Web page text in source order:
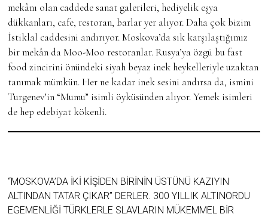
mekânı olan caddede sanat galerileri, hediyelik eşya
dükkanları, cafe, restoran, barlar yer alıyor. Daha çok bizim
İstiklal caddesini andırıyor. Moskova’da sık karşılaştığımız
bir mekân da Moo-Moo restoranlar. Rusya’ya özgü bu fast
food zincirini önündeki siyah beyaz inek heykelleriyle uzaktan
tanımak mümkün. Her ne kadar inek sesini andırsa da, ismini
Turgenev’in “Mumu” isimli öyküsünden alıyor. Yemek isimleri
de hep edebiyat kökenli.
“MOSKOVA’DA İKİ KİŞİDEN BİRİNİN ÜSTÜNÜ KAZIYIN
ALTINDAN TATAR ÇIKAR” DERLER. 300 YILLIK ALTINORDU
EGEMENLİĞİ TÜRKLERLE SLAVLARIN MÜKEMMEL BİR